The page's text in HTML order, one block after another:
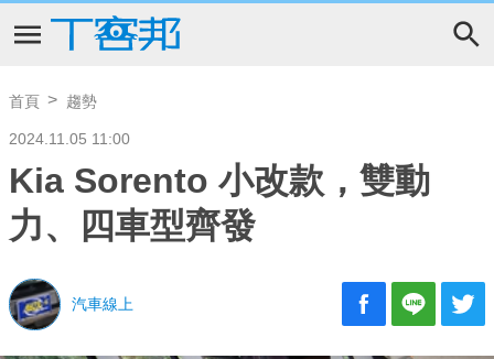
首頁 趨勢
2024.11.05 11:00
Kia Sorento 小改款，雙動
力、四車型齊發
汽車線上